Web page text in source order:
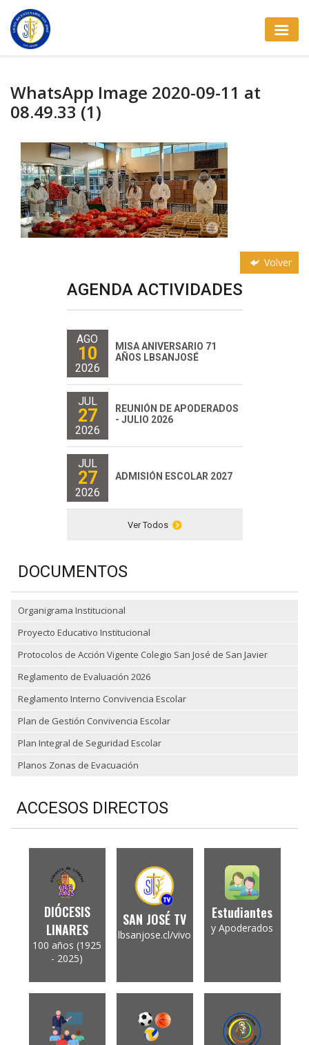
WhatsApp Image 2020-09-11 at
08.49.33 (1)
Volver
AGENDA ACTIVIDADES
AGO
10
2026
MISA ANIVERSARIO 71
AÑOS LBSANJOSÉ
JUL
27
2026
REUNIÓN DE APODERADOS
- JULIO 2026
JUL
27
2026
ADMISIÓN ESCOLAR 2027
Ver Todos
DOCUMENTOS
Organigrama Institucional
Proyecto Educativo Institucional
Protocolos de Acción Vigente Colegio San José de San Javier
Reglamento de Evaluación 2026
Reglamento Interno Convivencia Escolar
Plan de Gestión Convivencia Escolar
Plan Integral de Seguridad Escolar
Planos Zonas de Evacuación
ACCESOS DIRECTOS
DIÓCESIS
LINARES
100 años (1925
- 2025)
SAN JOSÉ TV
lbsanjose.cl/vivo
Estudiantes
y Apoderados